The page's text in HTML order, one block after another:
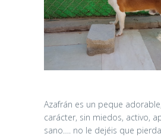
Azafrán es un peque
carácter, sin miedos, activo,
sano…. no le dejéis que